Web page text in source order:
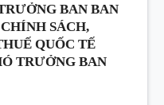
BAN BAN
CHÍNH SÁCH,
QUỐC TẾ
TRƯỞNG BAN